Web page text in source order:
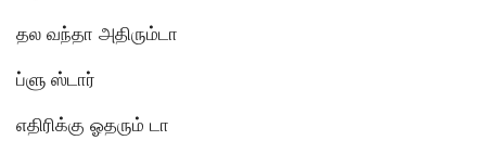
தல வந்தா அதிரும்டா
ப்ளு ஸ்டார்
எதிரிக்கு ஓதரும் டா